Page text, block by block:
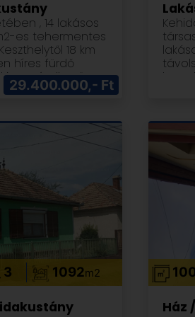
felsö
, 14 lakásos
es tehermentes
18 km
híres fürdő
is vezérelhető
a fűtést,
a víz fogyasztás
29.400.000,- Ft
klíma
3 1092m2
Ház